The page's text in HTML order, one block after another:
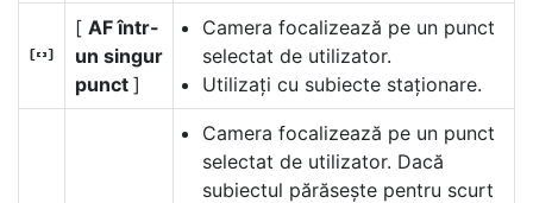
d
[ AF într-
un singur
punct ]
Camera focalizează pe un punct
selectat de utilizator.
Utilizați cu subiecte staționare.
Camera focalizează pe un punct
selectat de utilizator. Dacă
subiectul părăsește pentru scurt